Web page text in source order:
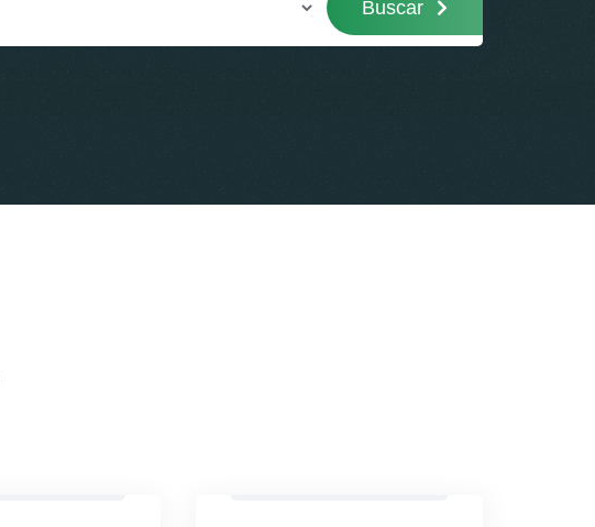
Buscar